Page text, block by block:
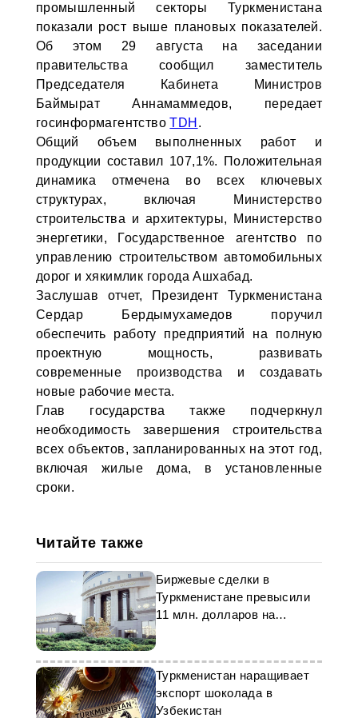
промышленный секторы Туркменистана
показали рост выше плановых показателей.
Об этом 29 августа на заседании
правительства сообщил заместитель
Председателя Кабинета Министров
Баймырат Аннамаммедов, передает
госинформагентствоTDH .
Общий объем выполненных работ и
продукции составил 107,1%. Положительная
динамика отмечена во всех ключевых
структурах, включая Министерство
строительства и архитектуры, Министерство
энергетики, Государственное агентство по
управлению строительством автомобильных
дорог и хякимлик города Ашхабад.
Заслушав отчет, Президент Туркменистана
Сердар Бердымухамедов поручил
обеспечить работу предприятий на полную
проектную мощность, развивать
современные производства и создавать
новые рабочие места.
Глав государства также подчеркнул
необходимость завершения строительства
всех объектов, запланированных на этот год,
включая жилые дома, в установленные
сроки.
Читайте также
Биржевые сделки в
Туркменистане превысили
11 млн. долларов на
экспортных торгах
Туркменистан наращивает
экспорт шоколада в
Узбекистан